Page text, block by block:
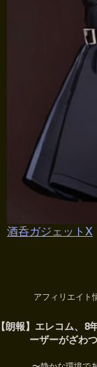
酒呑ガジェットX
アフィリエイト
朗報】エレコム、8
ーザーがざわ